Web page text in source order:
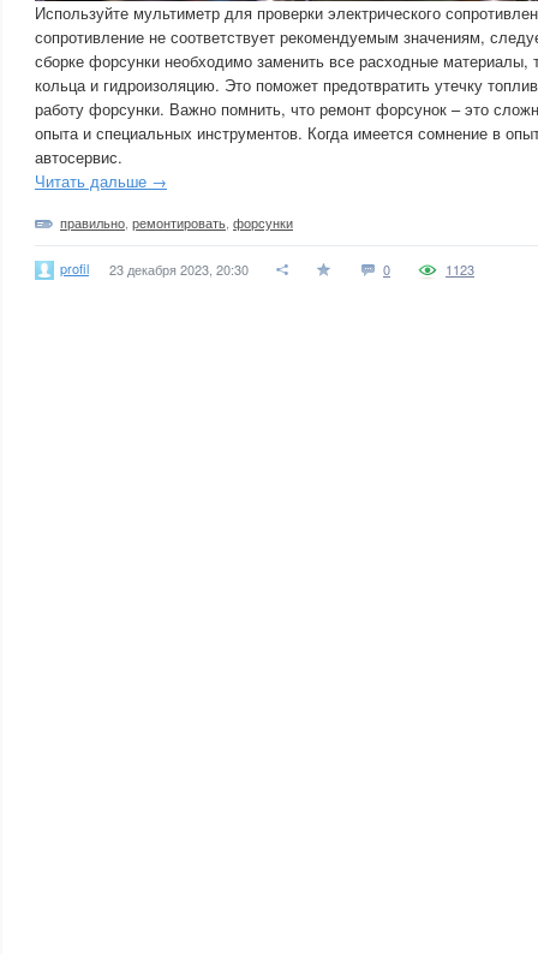
Используйте мультиметр для проверки электрического
сопротивление не соответствует рекомендуемым значениям,
сборке форсунки необходимо заменить все расходные материалы,
кольца и гидроизоляцию. Это поможет предотвратить утечку
работу форсунки. Важно помнить, что ремонт форсунок – это
опыта и специальных инструментов. Когда имеется сомнение в
автосервис.
Читать дальше →
правильно ремонтировать форсунки
profil 23 декабря 2023, 20:30 0 1123